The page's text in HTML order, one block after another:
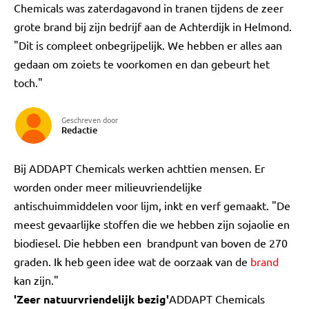
Chemicals was zaterdagavond in tranen tijdens de zeer
grote brand bij zijn bedrijf aan de Achterdijk in Helmond.
"Dit is compleet onbegrijpelijk. We hebben er alles aan
gedaan om zoiets te voorkomen en dan gebeurt het
toch."
Geschreven door
Redactie
Bij ADDAPT Chemicals werken achttien mensen. Er
worden onder meer milieuvriendelijke
antischuimmiddelen voor lijm, inkt en verf gemaakt. "De
meest gevaarlijke stoffen die we hebben zijn sojaolie en
biodiesel. Die hebben een brandpunt van boven de 270
graden. Ik heb geen idee wat de oorzaak van de brand
kan zijn."
'Zeer natuurvriendelijk bezig'ADDAPT Chemicals